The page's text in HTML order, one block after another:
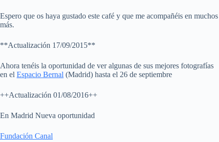
Espero que os haya gustado este café y que me acompañéis en muchos
más.
**Actualización 17/09/2015**
Ahora tenéis la oportunidad de ver algunas de sus mejores fotografías
en el Espacio Bernal (Madrid) hasta el 26 de septiembre
++Actualización 01/08/2016++
En Madrid Nueva oportunidad
Fundación Canal